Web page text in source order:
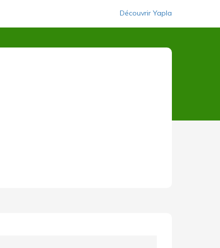
Découvrir Yapla